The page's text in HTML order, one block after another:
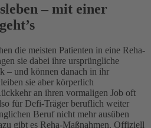
– mit einer
die meisten Patienten in eine Reha-
sie dabei ihre ursprüngliche
– und können danach in ihr
sie aber körperlich
an ihren vormaligen Job oft
für Defi-Träger beruflich weiter
Beruf nicht mehr ausüben
gibt es Reha-Maßnahmen. Offiziell